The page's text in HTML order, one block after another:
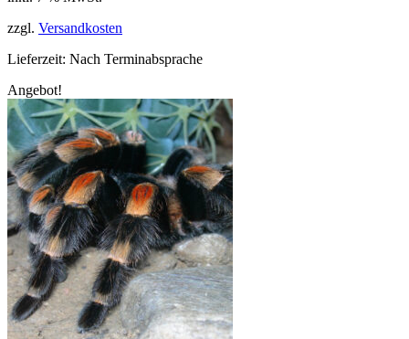
zzgl. Versandkosten
Lieferzeit: Nach Terminabsprache
Angebot!